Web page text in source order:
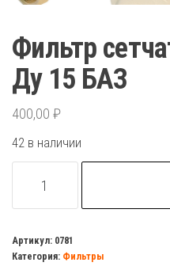
Фильтр
Ду 15 БАЗ
400,00 ₽
42 в наличии
товара
сетчатый
Бологое
Артикул: 0781
Категория: Фильтры